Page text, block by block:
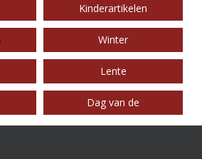
Kinderartikelen
Winter
Lente
Dag van de